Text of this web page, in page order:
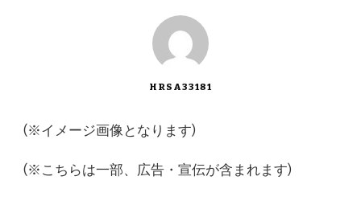
HRSA33181
(※イメージ画像となります)
(※こちらは一部、広告・宣伝が含まれます)